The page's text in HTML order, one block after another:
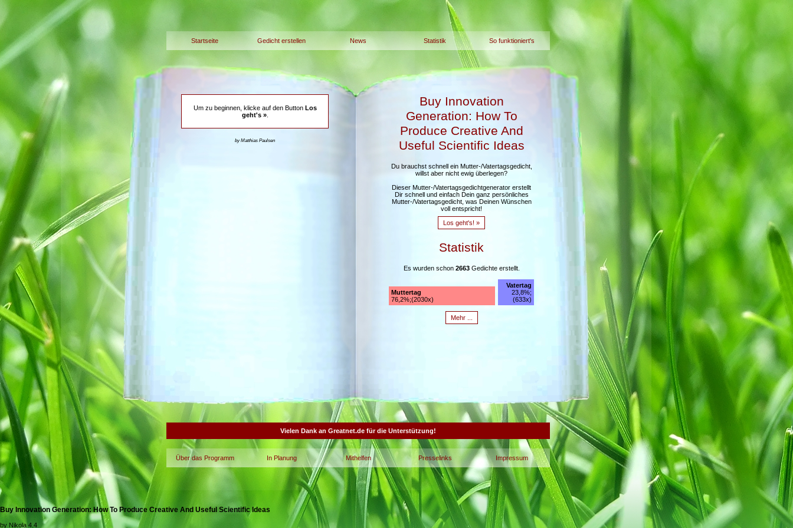
Startseite Gedicht erstellen News Statistik So funktioniert's
Um zu beginnen, klicke auf den Button Los
geht's ».
by Matthias Paulsen
Buy Innovation
Generation: How To
Produce Creative And
Useful Scientific Ideas
Du brauchst schnell ein Mutter-/Vatertagsgedicht,
willst aber nicht ewig überlegen?
Dieser Mutter-/Vatertagsgedichtgenerator erstellt
Dir schnell und einfach Dein ganz persönliches
Mutter-/Vatertagsgedicht, was Deinen Wünschen
voll entspricht!
Los geht's! »
Statistik
Es wurden schon 2663Gedichte erstellt.
Muttertag
76,2%;(2030x)
Vatertag
23,8%;
(633x)
Mehr ...
Vielen Dank an Greatnet.de für die Unterstützung!
Über das Programm In Planung Mithelfen Presselinks Impressum
Buy Innovation Generation: How To Produce Creative And Useful Scientific Ideas
by Nikola 4.4